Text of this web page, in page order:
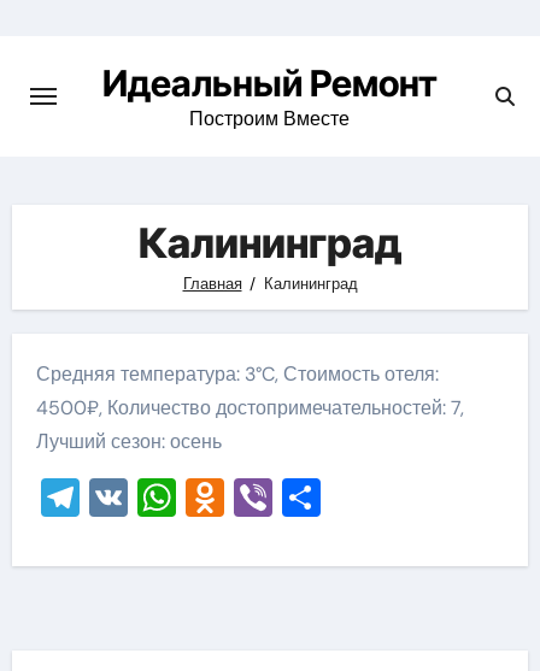
content
Идеальный Ремонт
Построим Вместе
Калининград
Главная Калининград
Средняя температура: 3°C, Стоимость отеля:
4500₽, Количество достопримечательностей: 7,
Лучший сезон: осень
Telegram
VKWhatsApp
Odnoklassniki
ViberОтправить